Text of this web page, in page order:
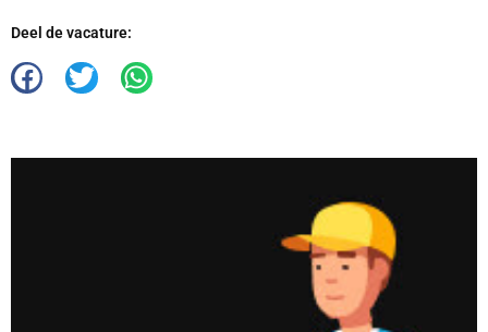
Deel de vacature: